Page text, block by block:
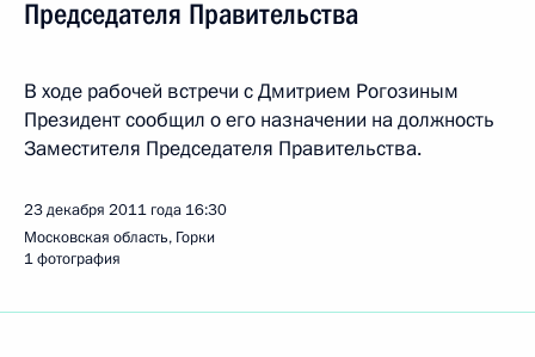
Председателя Правительства
В ходе рабочей встречи c Дмитрием Рогозиным
Президент сообщил о его назначении на должность
Заместителя Председателя Правительства.
23 декабря 2011 года 16:30
Московская область, Горки
1 фотография